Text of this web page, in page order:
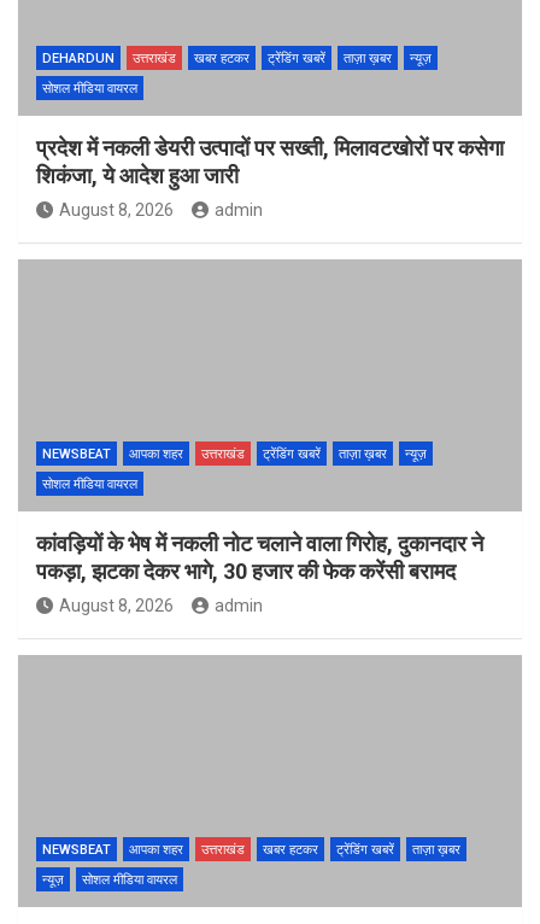
DEHARDUN उत्तराखंड खबर हटकर ट्रेंडिंग खबरें ताज़ा ख़बर
न्यूज़
सोशल मीडिया वायरल
प्रदेश में नकली डेयरी उत्पादों पर सख्ती, मिलावटखोरों पर कसेगा
शिकंजा, ये आदेश हुआ जारी
August 8, 2026 admin
NEWSBEAT आपका शहर उत्तराखंड ट्रेंडिंग खबरें ताज़ा ख़बर
न्यूज़
सोशल मीडिया वायरल
कांवड़ियों के भेष में नकली नोट चलाने वाला गिरोह, दुकानदार ने
पकड़ा, झटका देकर भागे, 30 हजार की फेक करेंसी बरामद
August 8, 2026 admin
NEWSBEAT आपका शहर उत्तराखंड खबर हटकर ट्रेंडिंग खबरें
ताज़ा ख़बर
न्यूज़
सोशल मीडिया वायरल